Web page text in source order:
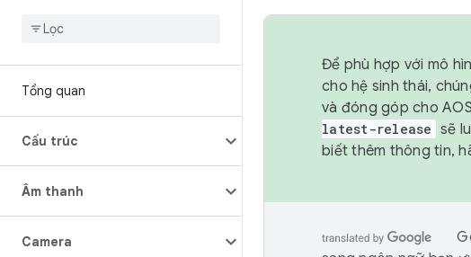
Tổng quan
Cấu trúc
Âm thanh
Camera
Để phù hợp với mô
cho hệ sinh thái,
và đóng góp cho
latest-release sẽ
biết thêm thông tin,